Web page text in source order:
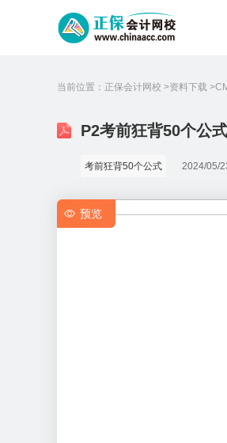
当前位置： 正保会计网校 资料下载
P2考前狂背50个公式
考前狂背50个公式 2024/05/
预览